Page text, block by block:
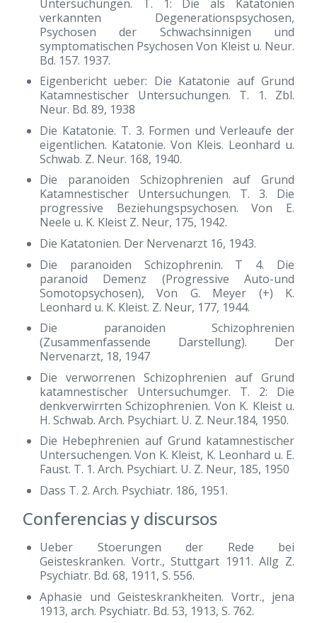
Untersuchungen. T. 1: Die als Katatonien
verkannten Degenerationspsychosen,
Psychosen der Schwachsinnigen und
symptomatischen Psychosen Von Kleist u. Neur.
Bd. 157. 1937.
Eigenbericht ueber: Die Katatonie auf Grund
Katamnestischer Untersuchungen. T. 1. Zbl.
Neur. Bd. 89, 1938
Die Katatonie. T. 3. Formen und Verleaufe der
eigentlichen. Katatonie. Von Kleis. Leonhard u.
Schwab. Z. Neur. 168, 1940.
Die paranoiden Schizophrenien auf Grund
Katamnestischer Untersuchungen. T. 3. Die
progressive Beziehungspsychosen. Von E.
Neele u. K. Kleist Z. Neur, 175, 1942.
Die Katatonien. Der Nervenarzt 16, 1943.
Die paranoiden Schizophrenin. T 4. Die
paranoid Demenz (Progressive Auto-und
Somotopsychosen), Von G. Meyer (+) K.
Leonhard u. K. Kleist. Z. Neur, 177, 1944.
Die paranoiden Schizophrenien
(Zusammenfassende Darstellung). Der
Nervenarzt, 18, 1947
Die verworrenen Schizophrenien auf Grund
katamnestischer Untersuchumger. T. 2: Die
denkverwirrten Schizophrenien. Von K. Kleist u.
H. Schwab. Arch. Psychiart. U. Z. Neur.184, 1950.
Die Hebephrenien auf Grund katamnestischer
Untersuchengen. Von K. Kleist, K. Leonhard u. E.
Faust. T. 1. Arch. Psychiart. U. Z. Neur, 185, 1950
Dass T. 2. Arch. Psychiatr. 186, 1951.
Conferencias y discursos
Ueber Stoerungen der Rede bei
Geisteskranken. Vortr., Stuttgart 1911. Allg Z.
Psychiatr. Bd. 68, 1911, S. 556.
Aphasie und Geisteskrankheiten. Vortr., jena
1913, arch. Psychiatr. Bd. 53, 1913, S. 762.